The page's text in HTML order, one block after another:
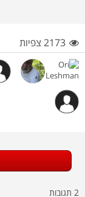
2173 צפיות
2 תגובות